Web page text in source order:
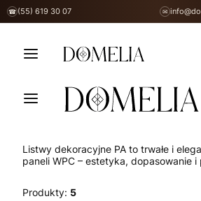
☎ (55) 619 30 07 ✉
Listwy dekoracyjne PA to trwałe i
paneli WPC – estetyka, dopasowanie
Produkty: 5